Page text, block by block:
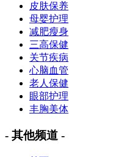
皮肤保养
母婴护理
减肥瘦身
三高保健
关节疾病
心脑血管
老人保健
眼部护理
丰胸美体
- 其他频道 -